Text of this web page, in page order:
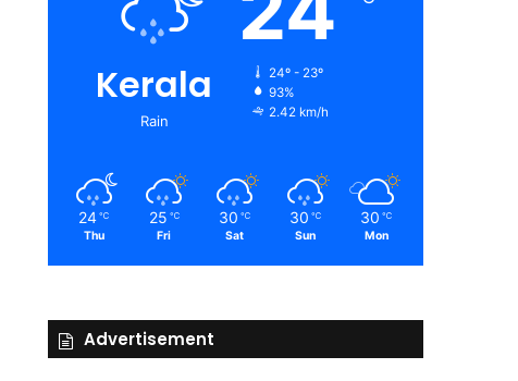
Kerala
Rain
24º - 23º
93%
2.42 km/h
24 ℃
Thu
25 ℃
Fri
30 ℃
Sat
30 ℃
Sun
30 ℃
Mon
Advertisement